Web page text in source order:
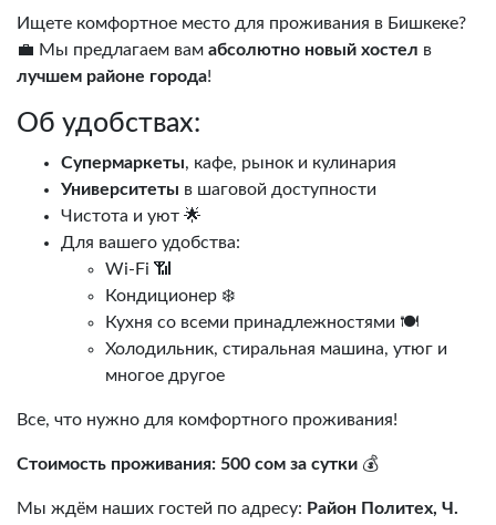
Ищете комфортное место для проживания в Бишкеке?
💼 Мы предлагаем вам абсолютно новый хостел в
лучшем районе города!
Об удобствах:
Супермаркеты, кафе, рынок и кулинария
Университеты в шаговой доступности
Чистота и уют 🌟
Для вашего удобства:
Wi-Fi 📶
Кондиционер ❄️
Кухня со всеми принадлежностями 🍽️
Холодильник, стиральная машина, утюг и
многое другое
Все, что нужно для комфортного проживания!
Стоимость проживания: 500 сом за сутки 💰
Мы ждём наших гостей по адресу: Район Политех, Ч.